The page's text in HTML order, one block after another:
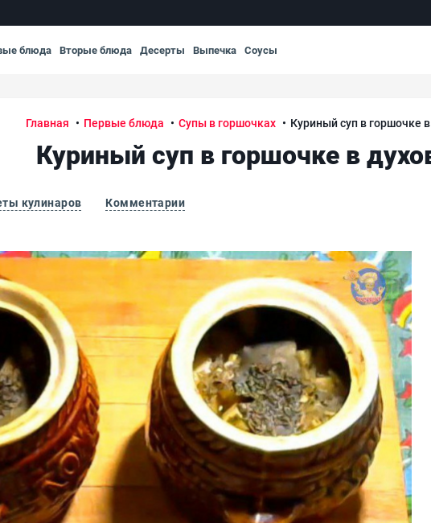
блюда Вторые блюда Десерты Выпечка Соусы
Главная Первые блюда Супы в горшочках Куриный суп в горшочке
Куриный суп в горшочке в
кулинаров Комментарии